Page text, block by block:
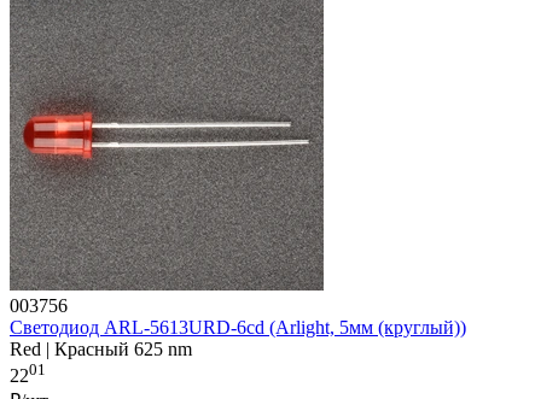
003756
Светодиод ARL-5613URD-6cd (Arlight, 5мм (круглый))
Red | Красный 625 nm
2201